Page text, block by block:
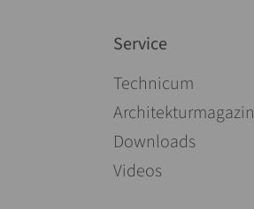
Service
Navigation überspringen
Technicum
Architekturmagazin
Downloads
Videos